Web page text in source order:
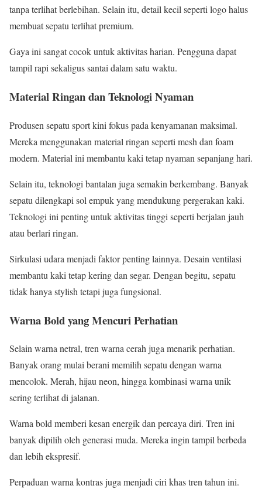
tanpa terlihat berlebihan. Selain itu, detail kecil seperti logo halus
membuat sepatu terlihat premium.
Gaya ini sangat cocok untuk aktivitas harian. Pengguna dapat
tampil rapi sekaligus santai dalam satu waktu.
Material Ringan dan Teknologi Nyaman
Produsen sepatu sport kini fokus pada kenyamanan maksimal.
Mereka menggunakan material ringan seperti mesh dan foam
modern. Material ini membantu kaki tetap nyaman sepanjang hari.
Selain itu, teknologi bantalan juga semakin berkembang. Banyak
sepatu dilengkapi sol empuk yang mendukung pergerakan kaki.
Teknologi ini penting untuk aktivitas tinggi seperti berjalan jauh
atau berlari ringan.
Sirkulasi udara menjadi faktor penting lainnya. Desain ventilasi
membantu kaki tetap kering dan segar. Dengan begitu, sepatu
tidak hanya stylish tetapi juga fungsional.
Warna Bold yang Mencuri Perhatian
Selain warna netral, tren warna cerah juga menarik perhatian.
Banyak orang mulai berani memilih sepatu dengan warna
mencolok. Merah, hijau neon, hingga kombinasi warna unik
sering terlihat di jalanan.
Warna bold memberi kesan energik dan percaya diri. Tren ini
banyak dipilih oleh generasi muda. Mereka ingin tampil berbeda
dan lebih ekspresif.
Perpaduan warna kontras juga menjadi ciri khas tren tahun ini.